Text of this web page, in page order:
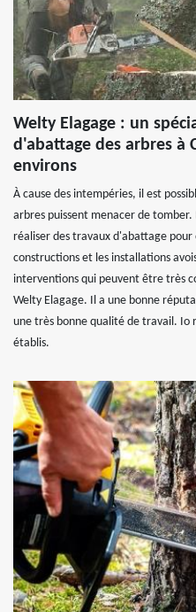
Welty Elagage : un
d'abattage des arbres à
environs
À cause des intempéries, il est
arbres puissent menacer de
réaliser des travaux d'abattage
constructions et les installations
interventions qui peuvent être très
Welty Elagage. Il a une bonne
une très bonne qualité de travail. Io
établis.